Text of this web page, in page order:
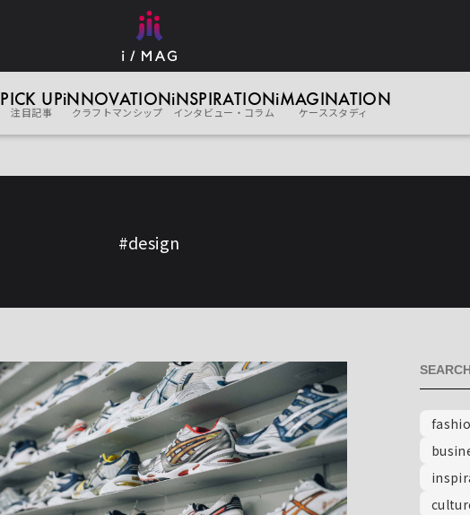
PICK UP
注目記事
iNNOVATION
クラフトマンシップ
iNSPIRATION
インタビュー・コラム
iMAGINATION
ケーススタディ
#design